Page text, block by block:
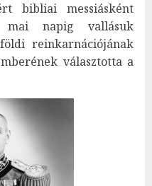
bibliai messiásként
mai napig vallásuk
reinkarnációjának
választotta a